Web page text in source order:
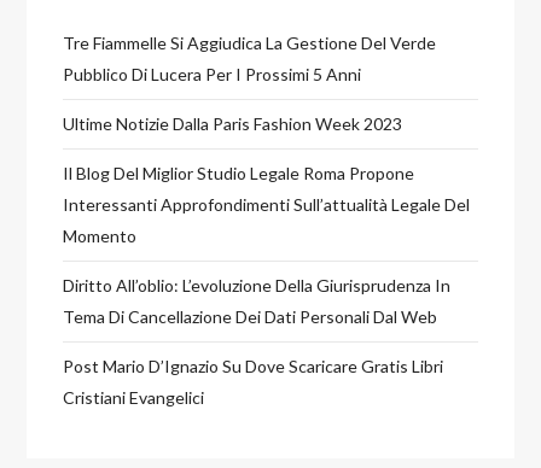
Tre Fiammelle Si Aggiudica La Gestione Del Verde
Pubblico Di Lucera Per I Prossimi 5 Anni
Ultime Notizie Dalla Paris Fashion Week 2023
Il Blog Del Miglior Studio Legale Roma Propone
Interessanti Approfondimenti Sull’attualità Legale Del
Momento
Diritto All’oblio: L’evoluzione Della Giurisprudenza In
Tema Di Cancellazione Dei Dati Personali Dal Web
Post Mario D’Ignazio Su Dove Scaricare Gratis Libri
Cristiani Evangelici